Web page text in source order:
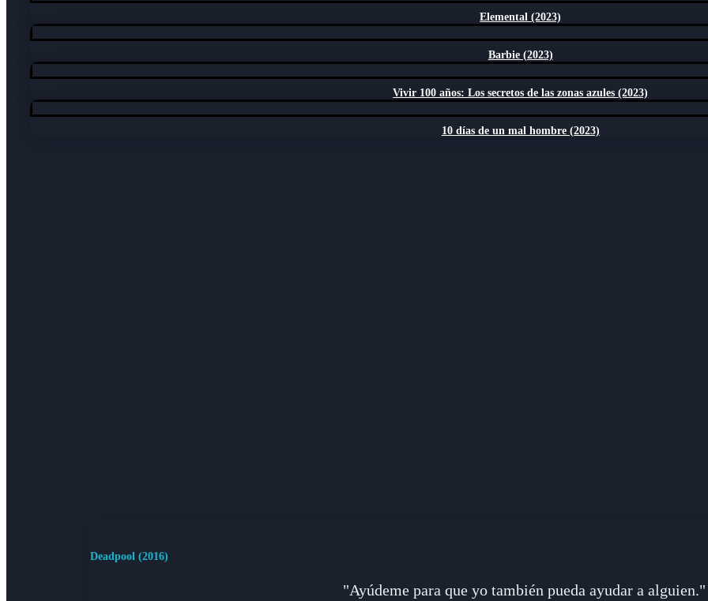
Elemental (2023)
Barbie (2023)
Vivir 100 años: Los secretos de las zonas azules (2023)
10 días de un mal hombre (2023)
Deadpool (2016)
"Ayúdeme para que yo también pueda ayudar a alguien."